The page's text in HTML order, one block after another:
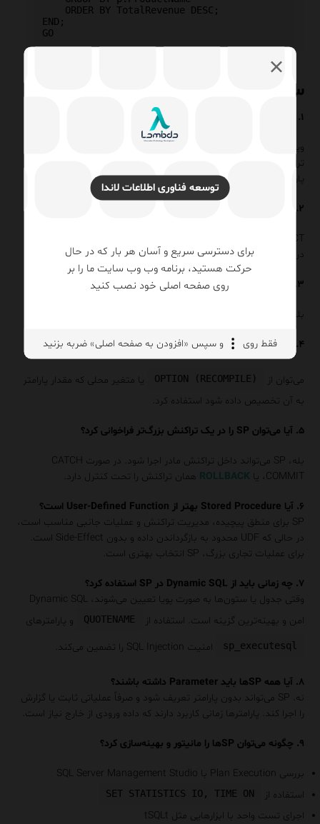
توسعه فناوری اطلاعات لاندا
برای دسترسی سریع و آسان هر بار که در حال
حرکت هستید، برنامه وب وب سایت ما را بر
روی صفحه اصلی خود نصب کنید
فقط روی و سپس «افزودن به صفحه اصلی» ضربه بزنید
END;
سؤالات متداول (FAQ)
۱. Stored Procedure و ویو چه تفاوتی دارند؟
پارامتر بپذیرد.
۲. چگونه می‌توان خروجی جدولی از SP دریافت کرد؟
دریافت می‌کند.
۳. آیا SP در Plan Cache ذخیره می‌شود؟
بله، پلان اجرایی Cached شده و در دفعات بعدی بهینه‌تر اجرا می‌شود.
۴. بهترین روش برای جلوگیری از Parameter Sniffing چیست؟
می‌توان از OPTION (RECOMPILE)
یا متغیر محلی که مقدار پارامتر
به آن تخصیص داده شود استفاده کرد.
۵. آیا می‌توان SP را در یک تراکنش بزرگ‌تر فراخوانی کرد؟
بله، SP می‌تواند داخل تراکنش مادر اجرا شود. در صورت CATCH
،COMMIT یا
ROLLBACK همان تراکنش را تحت کنترل دارد.
۶. آیا Stored Procedure بهتر از User-Defined Function است؟
SP برای منطق پیچیده، مدیریت تراکنش و عملیات جانبی مناسب است،
در حالی که UDF محدود به بازگرداندن داده و بدون Side-Effect است.
برای عملیات تجاری بزرگ، SP انتخاب بهتری است.
۷. چه زمانی باید از Dynamic SQL در SP استفاده کرد؟
وقتی جدول یا ستون‌ها به صورت پویا تعیین می‌شوند، Dynamic SQL
امن و بهینه‌ترین گزینه است. استفاده از
QUOTENAME و پارامترهای
sp_executesql امنیت SQL Injection را تضمین می‌کند.
۸. آیا همه SPها باید Parameter داشته باشند؟
نه. SP می‌تواند بدون پارامتر تعریف شود و صرفاً عملیاتی ثابت یا گزارش
را اجرا کند. پارامترها زمانی کاربرد دارند که داده ورودی از خارج نیاز است.
۹. چگونه می‌توان SPها را مانیتور و بهینه‌سازی کرد؟
بررسی Plan Execution با SQL Server Management Studio
استفاده از
SET STATISTICS IO, TIME ON
اجرای تست واحد با ابزارهایی مثل tSQLt